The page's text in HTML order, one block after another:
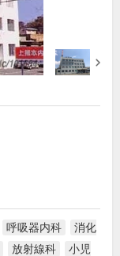
呼吸器内科
消化
放射線科 小児